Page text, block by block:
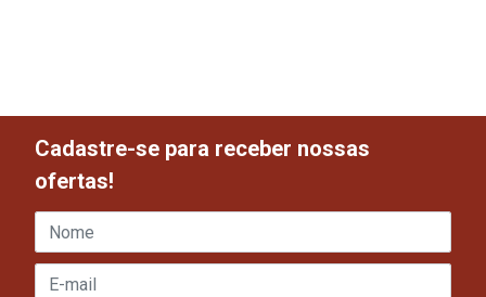
Cadastre-se para receber nossas
ofertas!